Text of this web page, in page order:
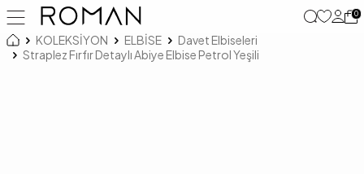
0
KOLEKSİYON ELBİSE
Davet Elbiseleri
Straplez Fırfır Detaylı Abiye Elbise Petrol Yeşili